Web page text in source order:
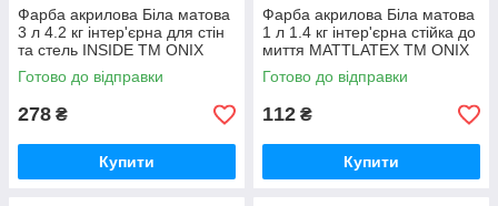
Фарба акрилова Біла матова
3 л 4.2 кг інтер'єрна для стін
та стель INSIDE ТМ ONIX
Готово до відправки
278 ₴
Купити
Фарба акрилова Біла матова
1 л 1.4 кг інтер'єрна стійка до
миття MATTLATEX ТМ ONIX
Готово до відправки
112 ₴
Купити